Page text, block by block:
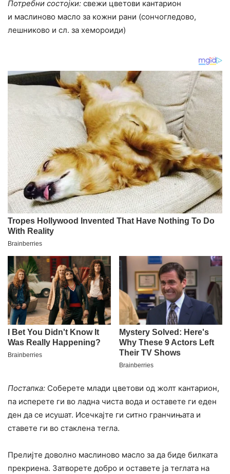
Потребни состојки: свежи цветови кантарион
и маслиново масло за кожни рани (сончогледово,
лешниково и сл. за хемороиди)
Постапка: Соберете млади цветови од жолт кантарион,
па исперете ги во ладна чиста вода и оставете ги еден
ден да се исушат. Исечкајте ги ситно гранчињата и
ставете ги во стаклена тегла.
Прелијте доволно маслиново масло за да биде билката
прекриена. Затворете добро и оставете ја теглата на